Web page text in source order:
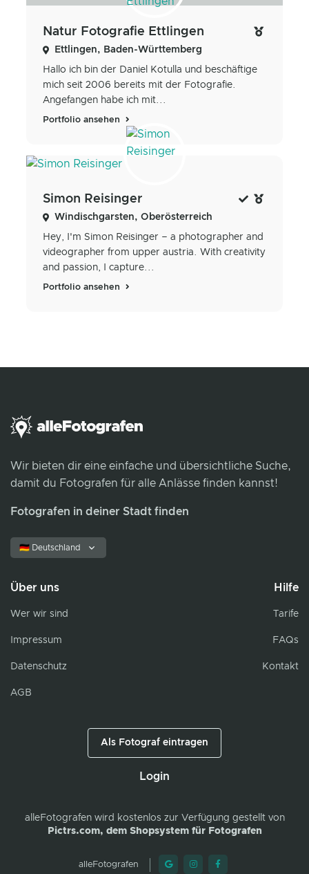
Natur Fotografie Ettlingen
Ettlingen, Baden-Württemberg
Hallo ich bin der Daniel Kotulla und beschäftige
mich seit 2006 bereits mit der Fotografie.
Angefangen habe ich mit...
Portfolio ansehen
Simon Reisinger
Windischgarsten, Oberösterreich
Hey, I'm Simon Reisinger – a photographer and
videographer from upper austria. With creativity
and passion, I capture...
Portfolio ansehen
Wir bieten dir eine einfache und übersichtliche Suche,
damit du Fotografen für alle Anlässe finden kannst!
Fotografen in deiner Stadt finden
🇩🇪 Deutschland
Über uns
Wer wir sind
Impressum
Datenschutz
AGB
Hilfe
Tarife
FAQs
Kontakt
Als Fotograf eintragen
Login
alleFotografenwird kostenlos zur Verfügung gestellt von
Pictrs.com, dem Shopsystem für Fotografen
alleFotografen